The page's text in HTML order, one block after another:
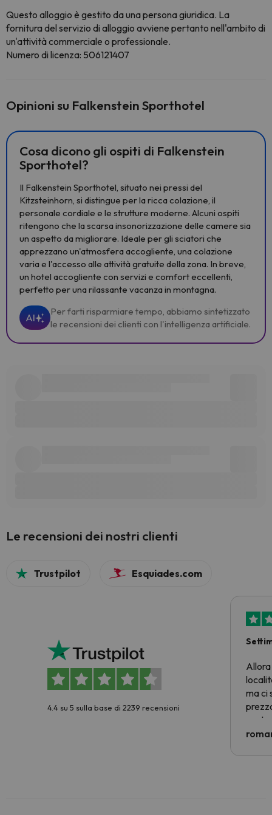
Questo alloggio è gestito da una persona giuridica. La
fornitura del servizio di alloggio avviene pertanto nell'ambito di
un'attività commerciale o professionale.
Numero di licenza: 506121407
Opinioni su Falkenstein Sporthotel
Cosa dicono gli ospiti di Falkenstein
Sporthotel?
Il Falkenstein Sporthotel, situato nei pressi del
Kitzsteinhorn, si distingue per la ricca colazione, il
personale cordiale e le strutture moderne. Alcuni ospiti
ritengono che la scarsa insonorizzazione delle camere sia
un aspetto da migliorare. Ideale per gli sciatori che
apprezzano un'atmosfera accogliente, una colazione
varia e l'accesso alle attività gratuite della zona. In breve,
un hotel accogliente con servizi e comfort eccellenti,
perfetto per una rilassante vacanza in montagna.
AI
Per farti risparmiare tempo, abbiamo sintetizzato
le recensioni dei clienti con l'intelligenza artificiale.
Le recensioni dei nostri clienti
Trustpilot Esquiades.com
4.4 su 5 sulla base di 2239 recensioni
Allora
ma ci